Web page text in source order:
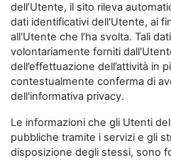
dell’Utente, il sito rileva
dati identificativi dell'Utente, ai
all'Utente che l’ha svolta. Tali
volontariamente forniti
dell’effettuazione dell’attività in
contestualmente conferma di
dell'informativa privacy.
Le informazioni che gli Utenti
pubbliche tramite i servizi e gli
disposizione degli stessi, sono